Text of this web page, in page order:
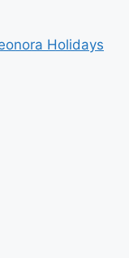
Holidays